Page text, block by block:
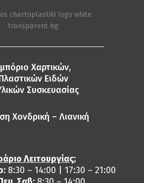
Χαρτικών,
Ειδών
Συσκευασίας
Χονδρική – Λιανική
Λειτουργίας:
8:30 – 14:00 | 17:30 – 21:00